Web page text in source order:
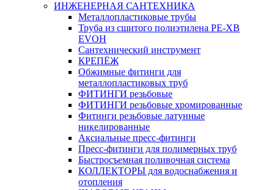
ИНЖЕНЕРНАЯ САНТЕХНИКА
Металлопластиковые трубы
Труба из сшитого полиэтилена PE-XB
EVOH
Сантехнический инструмент
КРЕПЁЖ
Обжимные фитинги для
металлопластиковых труб
ФИТИНГИ резьбовые
ФИТИНГИ резьбовые хромированные
Фитинги резьбовые латунные
никелированные
Аксиальные пресс-фитинги
Пресс-фитинги для полимерных труб
Быстросъемная поливочная система
КОЛЛЕКТОРЫ для водоснабжения и
отопления